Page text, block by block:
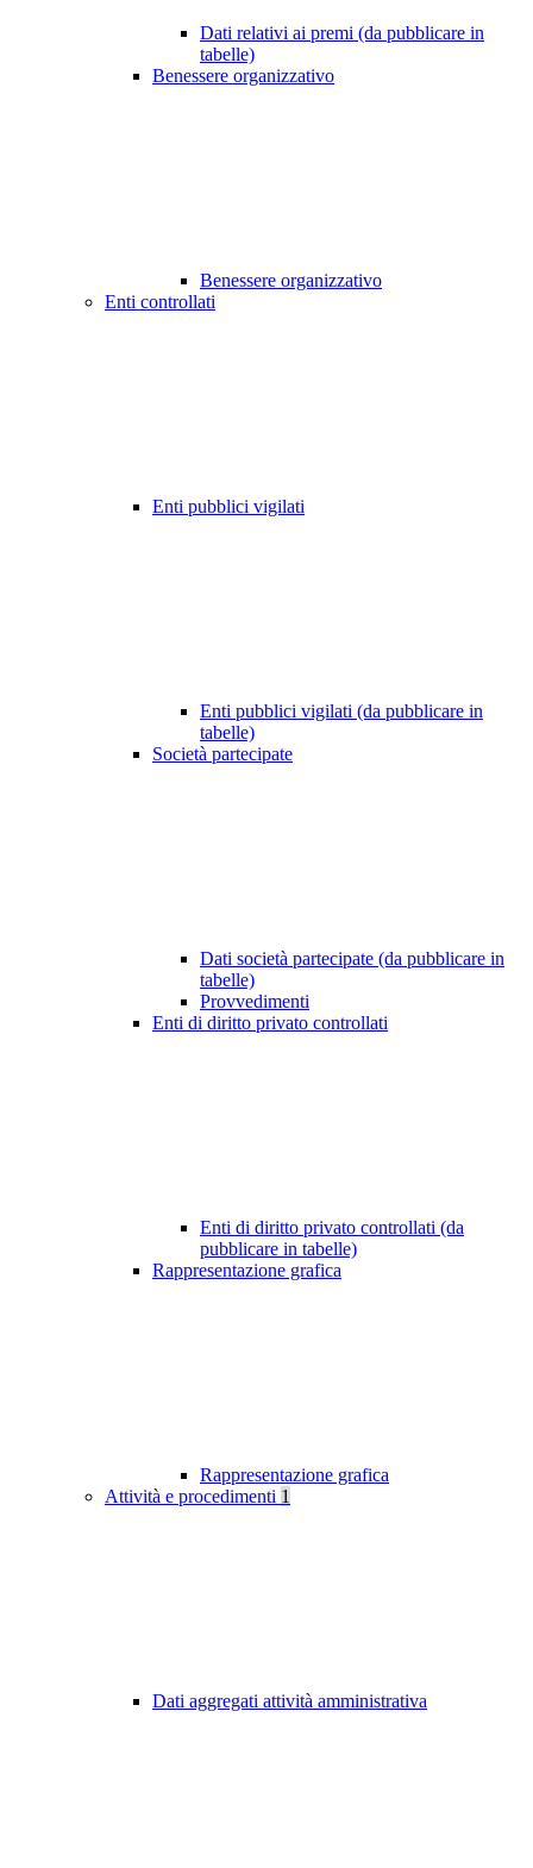
Dati relativi ai premi (da pubblicare in
tabelle)
Benessere organizzativo
Benessere organizzativo
Enti controllati
Enti pubblici vigilati
Enti pubblici vigilati (da pubblicare in
tabelle)
Società partecipate
Dati società partecipate (da pubblicare in
tabelle)
Provvedimenti
Enti di diritto privato controllati
Enti di diritto privato controllati (da
pubblicare in tabelle)
Rappresentazione grafica
Rappresentazione grafica
Attività e procedimenti 1
Dati aggregati attività amministrativa